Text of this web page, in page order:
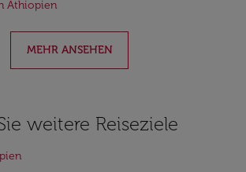
Äthiopien
MEHR ANSEHEN
weitere Reiseziele